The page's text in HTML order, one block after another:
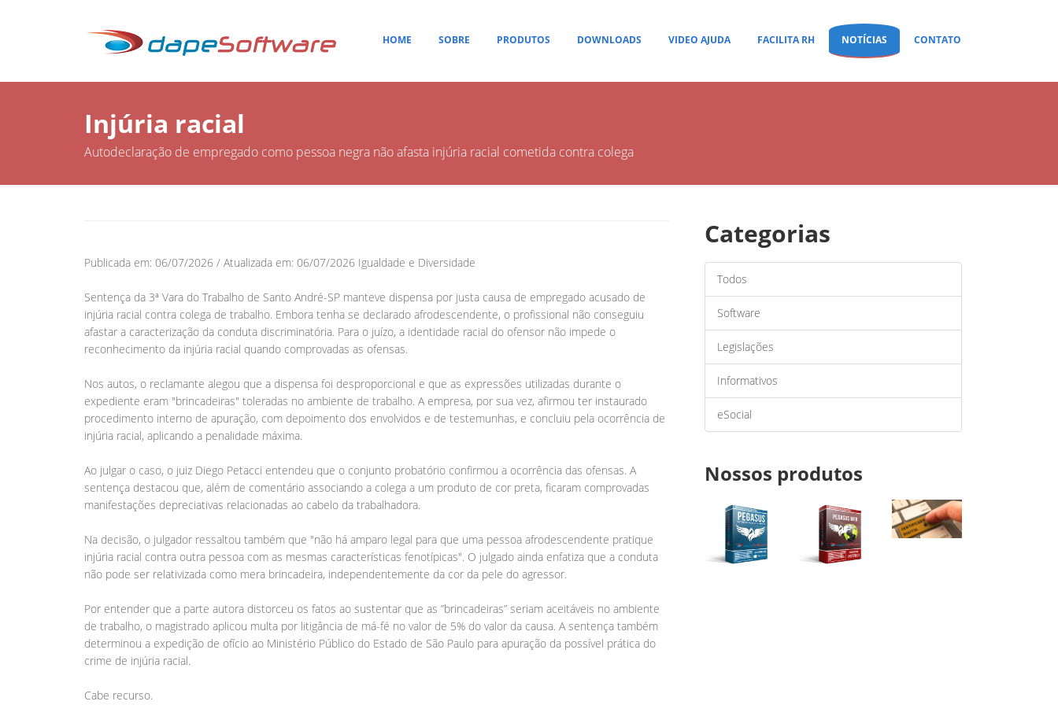
HOME SOBRE PRODUTOS DOWNLOADS VIDEO AJUDA FACILITA RH NOTÍCIAS CONTATO
Injúria racial
Autodeclaração de empregado como pessoa negra não afasta injúria racial cometida contra colega
Publicada em: 06/07/2026 / Atualizada em: 06/07/2026 Igualdade e Diversidade
Sentença da 3ª Vara do Trabalho de Santo André-SP manteve dispensa por justa causa de empregado acusado de
injúria racial contra colega de trabalho. Embora tenha se declarado afrodescendente, o profissional não conseguiu
afastar a caracterização da conduta discriminatória. Para o juízo, a identidade racial do ofensor não impede o
reconhecimento da injúria racial quando comprovadas as ofensas.
Nos autos, o reclamante alegou que a dispensa foi desproporcional e que as expressões utilizadas durante o
expediente eram "brincadeiras" toleradas no ambiente de trabalho. A empresa, por sua vez, afirmou ter instaurado
procedimento interno de apuração, com depoimento dos envolvidos e de testemunhas, e concluiu pela ocorrência de
injúria racial, aplicando a penalidade máxima.
Ao julgar o caso, o juiz Diego Petacci entendeu que o conjunto probatório confirmou a ocorrência das ofensas. A
sentença destacou que, além de comentário associando a colega a um produto de cor preta, ficaram comprovadas
manifestações depreciativas relacionadas ao cabelo da trabalhadora.
Na decisão, o julgador ressaltou também que "não há amparo legal para que uma pessoa afrodescendente pratique
injúria racial contra outra pessoa com as mesmas características fenotípicas". O julgado ainda enfatiza que a conduta
não pode ser relativizada como mera brincadeira, independentemente da cor da pele do agressor.
Por entender que a parte autora distorceu os fatos ao sustentar que as ”brincadeiras” seriam aceitáveis no ambiente
de trabalho, o magistrado aplicou multa por litigância de má-fé no valor de 5% do valor da causa. A sentença também
determinou a expedição de ofício ao Ministério Público do Estado de São Paulo para apuração da possível prática do
crime de injúria racial.
Cabe recurso.
Categorias
Todos
Software
Legislações
Informativos
eSocial
Nossos produtos